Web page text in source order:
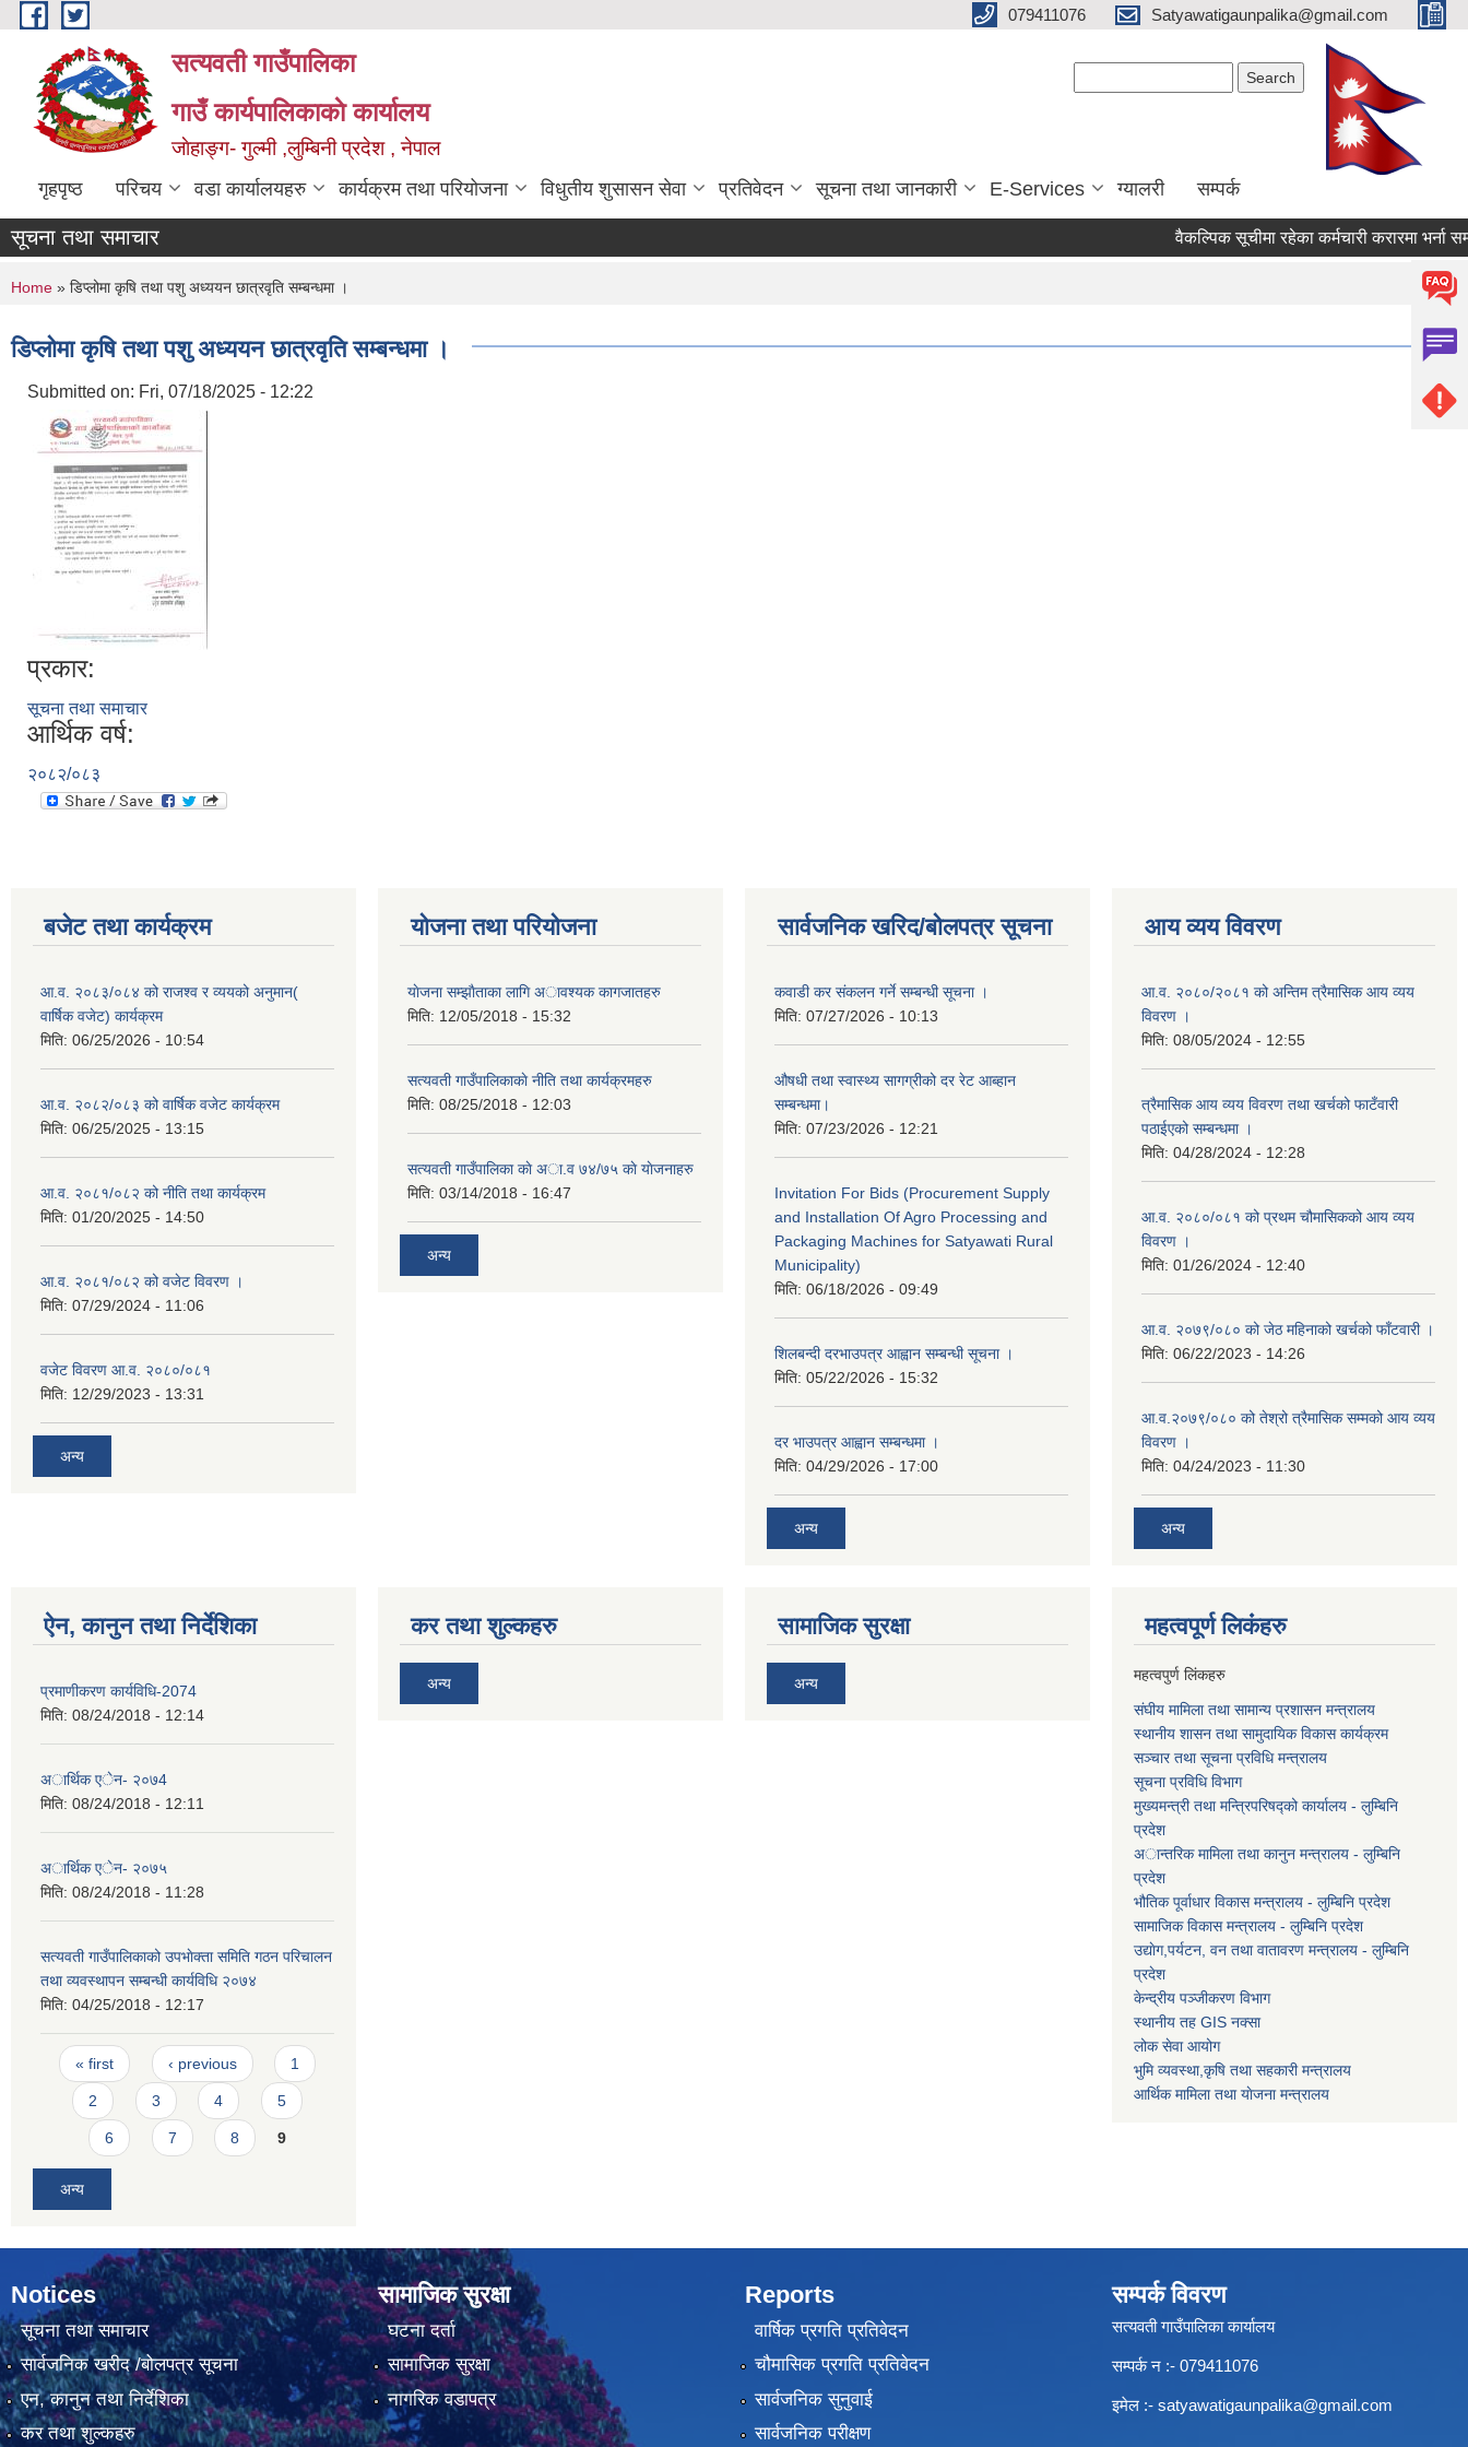
Skip to main content 079411076 Satyawatigaunpalika@gmail.com
सत्यवती गाउँपालिका
गाउँ कार्यपालिकाकाे कार्यालय
जाेहाङ्ग- गुल्मी ,लुम्बिनी प्रदेश , नेपाल
गृहपृष्ठ परिचय वडा कार्यालयहरु कार्यक्रम तथा परियोजना विधुतीय शुसासन सेवा प्रतिवेदन सूचना तथा जानकारी E-Services ग्यालरी सम्पर्क
सूचना तथा समाचार वैकल्पिक सूचीमा रहेका कर्मचारी करारमा भर्ना
You are here
Home » डिप्लोमा कृषि तथा पशु अध्ययन छात्रवृति सम्बन्धमा ।
डिप्लोमा कृषि तथा पशु अध्ययन छात्रवृति सम्बन्धमा ।
Submitted on: Fri, 07/18/2025 - 12:22
प्रकार:
सूचना तथा समाचार
आर्थिक वर्ष:
२०८२/०८३
बजेट तथा कार्यक्रम
आ.व. २०८३/०८४ को राजश्व र व्ययको अनुमान(
वार्षिक वजेट) कार्यक्रम
मिति: 06/25/2026 - 10:54
आ.व. २०८२/०८३ को वार्षिक वजेट कार्यक्रम
मिति: 06/25/2025 - 13:15
आ.व. २०८१/०८२ को नीति तथा कार्यक्रम
मिति: 01/20/2025 - 14:50
आ.व. २०८१/०८२ को वजेट विवरण ।
मिति: 07/29/2024 - 11:06
वजेट विवरण आ.व. २०८०/०८१
मिति: 12/29/2023 - 13:31
अन्य
योजना तथा परियोजना
याेजना सम्झाैताका लागि अावश्यक कागजातहरु
मिति: 12/05/2018 - 15:32
सत्यवती गाउँपालिकाकाे नीति तथा कार्यक्रमहरु
मिति: 08/25/2018 - 12:03
सत्यवती गाउँपालिका काे अा‍.व ७४/७५ काे याेजनाहरु
मिति: 03/14/2018 - 16:47
अन्य
सार्वजनिक खरिद/बोलपत्र सूचना
कवाडी कर संकलन गर्ने सम्बन्धी सूचना ।
मिति: 07/27/2026 - 10:13
औषधी तथा स्वास्थ्य सागग्रीको दर रेट आब्हान
सम्बन्धमा।
मिति: 07/23/2026 - 12:21
Invitation For Bids (Procurement Supply
and Installation Of Agro Processing and
Packaging Machines for Satyawati Rural
Municipality)
मिति: 06/18/2026 - 09:49
शिलबन्दी दरभाउपत्र आह्वान सम्बन्धी सूचना ।
मिति: 05/22/2026 - 15:32
दर भाउपत्र आह्वान सम्बन्धमा ।
मिति: 04/29/2026 - 17:00
अन्य
आय व्यय विवरण
आ.व. २०८०/२०८१ को अन्तिम त्रैमासिक आय व्यय
विवरण ।
मिति: 08/05/2024 - 12:55
त्रैमासिक आय व्यय विवरण तथा खर्चको फाटँवारी
पठाईएको सम्बन्धमा ।
मिति: 04/28/2024 - 12:28
आ.व. २०८०/०८१ को प्रथम चौमासिकको आय व्यय
विवरण ।
मिति: 01/26/2024 - 12:40
आ.व. २०७९/०८० को जेठ महिनाको खर्चको फाँटवारी ।
मिति: 06/22/2023 - 14:26
आ.व.२०७९/०८० को तेश्रो त्रैमासिक सम्मको आय व्यय
विवरण ।
मिति: 04/24/2023 - 11:30
अन्य
ऐन, कानुन तथा निर्देशिका
प्रमाणीकरण कार्यविधि-2074
मिति: 08/24/2018 - 12:14
अार्थिक एेन- २०७4
मिति: 08/24/2018 - 12:11
अार्थिक एेन- २०७५
मिति: 08/24/2018 - 11:28
सत्यवती गाउँपालिकाको उपभाेक्ता समिति गठन परिचालन
तथा व्यवस्थापन सम्बन्धी कार्यविधि २०७४
मिति: 04/25/2018 - 12:17
Pages
« first ‹ previous 1
2 3 4 5
6 7 8 9
अन्य
कर तथा शुल्कहरु
अन्य
सामाजिक सुरक्षा
अन्य
महत्वपूर्ण लि‌कंंहरु
महत्वपुर्ण लिंकहरु
संघीय मामिला तथा सामान्य प्रशासन मन्त्रालय
स्थानीय शासन तथा सामुदायिक विकास कार्यक्रम
सञ्चार तथा सूचना प्रविधि मन्त्रालय
सूचना प्रविधि विभाग
मुख्यमन्त्री तथा मन्त्रिपरिषद्को कार्यालय - लुम्बिनि
प्रदेश
अान्तरिक मामिला तथा कानुन मन्त्रालय - लुम्बिनि
प्रदेश
भौतिक पूर्वाधार विकास मन्त्रालय - लुम्बिनि प्रदेश
सामाजिक विकास मन्त्रालय - लुम्बिनि प्रदेश
उद्याेग,पर्यटन, वन तथा वातावरण मन्त्रालय - लुम्बिनि
प्रदेश
केन्द्रीय पञ्जीकरण विभाग
स्थानीय तह GIS नक्सा
लोक सेवा आयोग
भुमि व्यवस्था,कृषि तथा सहकारी मन्त्रालय
आर्थिक मामिला तथा याेजना मन्त्रालय
Notices
सूचना तथा समाचार
सार्वजनिक खरीद /बोलपत्र सूचना
एन, कानुन तथा निर्देशिका
कर तथा शुल्कहरु
सामाजिक सुरक्षा
घटना दर्ता
सामाजिक सुरक्षा
नागरिक वडापत्र
Reports
वार्षिक प्रगति प्रतिवेदन
चौमासिक प्रगति प्रतिवेदन
सार्वजनिक सुनुवाई
सार्वजनिक परीक्षण
सम्पर्क विवरण
सत्यवती गाउँपालिका कार्यालय
सम्पर्क न‌ :- 079411076
इमेल :- satyawatigaunpalika@gmail.com